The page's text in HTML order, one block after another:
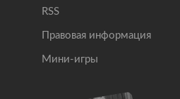
RSS
Правовая информация
Мини-игры